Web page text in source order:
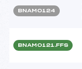
BNAM0124
BNAM0121.FFS